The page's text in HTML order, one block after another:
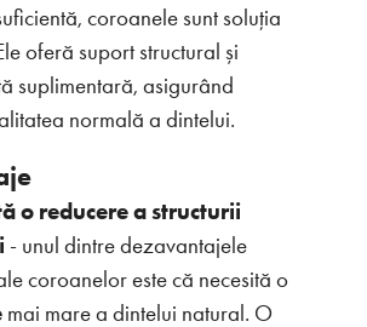
coroanele sunt soluția
oferă suport structural și
suplimentară, asigurând
normală a dintelui.
o reducere a structurii
- unul dintre dezavantajele
coroanelor este că necesită o
mai mare a dintelui natural. O